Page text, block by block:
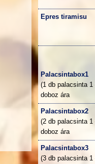
Epres tiramisu
Palacsintabox1
(1 db palacsinta
doboz ára
Palacsintabox2
(2 db palacsinta
doboz ára
Palacsintabox3
(3 db palacsinta